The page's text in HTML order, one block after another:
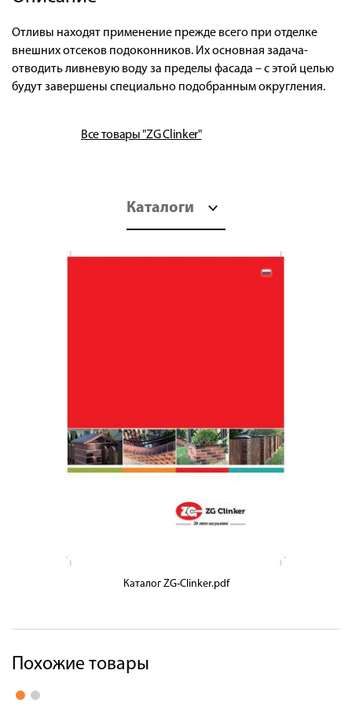
Отливы находят применение прежде всего при отделке
внешних отсеков подоконников. Их основная задача-
отводить ливневую воду за пределы фасада – с этой целью
будут завершены специально подобранным округления.
Все товары "ZG Clinker"
Каталоги
Каталог ZG-Clinker.pdf
Похожие товары